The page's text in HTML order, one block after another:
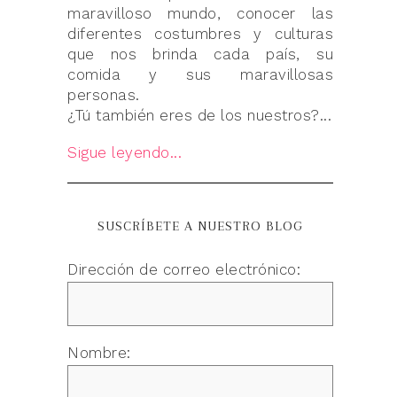
maravilloso mundo, conocer las
diferentes costumbres y culturas
que nos brinda cada país, su
comida y sus maravillosas
personas.
¿Tú también eres de los nuestros?...
Sigue leyendo...
SUSCRÍBETE A NUESTRO BLOG
Dirección de correo electrónico:
Nombre: